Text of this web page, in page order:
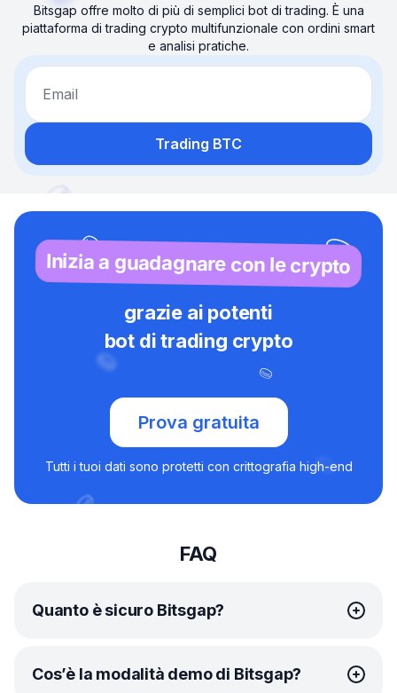
Bitsgap offre molto di più di semplici bot di trading. È una
piattaforma di trading crypto multifunzionale con ordini smart
e analisi pratiche.
Email
Trading BTC
Inizia a guadagnare con le crypto
grazie ai potenti
bot di trading crypto
Prova gratuita
Tutti i tuoi dati sono protetti con crittografia high-end
FAQ
Quanto è sicuro Bitsgap?
In Bitsgap, la tua sicurezza è la nostra massima priorità.
Facciamosempre il possibileper proteggere le tue
Cos’è la modalità demo di Bitsgap?